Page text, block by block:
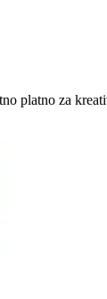
platno za